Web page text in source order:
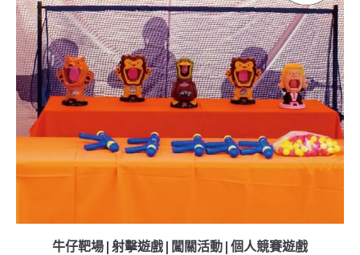
牛仔靶場|射擊遊戲|闖關活動|個人競賽遊戲